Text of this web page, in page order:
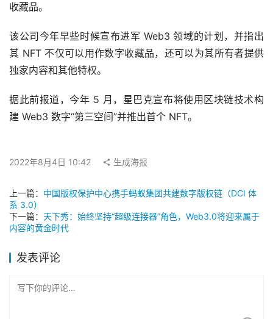
收藏品。
该公司今年早些时候宣布进军 Web3 领域的计划，并指出
其 NFT 不仅可以用作数字收藏品，还可以为其所有者提供
独家内容和其他特权。
据此前报道，今年 5 月，星巴克宣布将使用区块链技术构
建 Web3 数字“第三空间”并推出首个 NFT。
2022年8月4日 10:42 生成海报
上一篇： 中国版权保护中心携手蚂蚁集团共建数字版权链（DCI 体
系 3.0）
下一篇： 天下秀：始终坚持“超级连接器”角色，Web3.0将迎来属于
内容的黄金时代
发表评论